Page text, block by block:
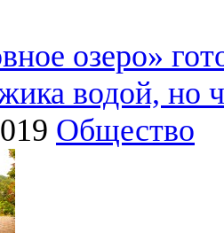
озеро»
водой, но
Общество